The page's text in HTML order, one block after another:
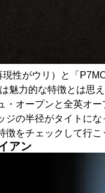
現性がウリ）と「
魅力的な特徴とは思
オープンと全英オ
ジの半径がタイトに
をチェックして行こ
アン